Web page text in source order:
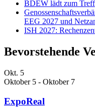
BDEW lädt zum
EEG 2027 und
ISH 2027:
Bevorstehende
Okt. 5
Oktober 5 - Oktober 7
ExpoReal